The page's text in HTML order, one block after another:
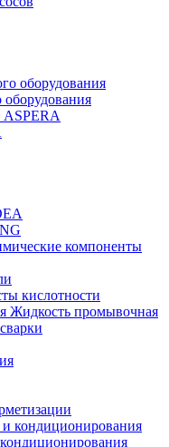
оборудования
компоненты
кислотности
Жидкость промывочная